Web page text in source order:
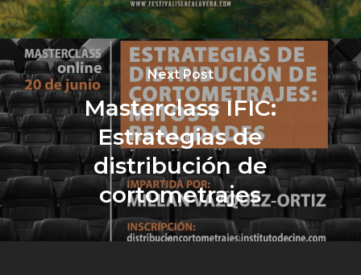
Next Post
Masterclass IFIC:
Estrategias de
distribución de
cortometrajes